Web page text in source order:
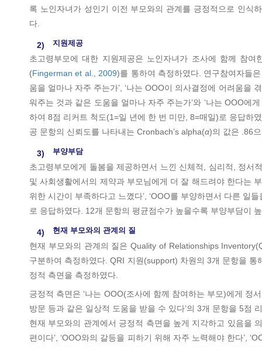
록 노인자녀가 성인기 이전 부모와의 관계를 긍정적으로 인식
다.
2) 지원제공
초고령부모에 대한 지원제공은 노인자녀가 조사에 함께 참
(Fingerman et al., 2009)를 통하여 측정하였다. 연구참여자들
움을 얼마나 자주 주는가’, ‘나는 OOO이 의사결정에 어려움을
워주는 것과 같은 도움을 얼마나 자주 주는가’와 ‘나는 OOO에
하여 8점 리커트 척도(1=일 년에 한 번 미만, 8=매일)로 응답하
공 문항의 신뢰도를 나타내는 Cronbach’s alpha(α)의 값은 .86
3) 부양부담
초고령부모에게 돌봄을 제공하면서 느낀 신체적, 심리적, 정서
및 사회생활에서의 제약과 부모님에게 더 잘 해드려야 한다는
위한 시간이 부족하다고 느꼈다’, ‘OOO를 부양하면서 다른 일
로 응답하였다. 12개 문항의 평균점수가 높을수록 부양부담이
4) 현재 부모와의 관계의 질
현재 부모와의 관계의 질은 Quality of Relationships
구분하여 측정하였다. QRI 지원(support) 차원의 3개 문항을
정적 측면을 측정하였다.
긍정적 측면은 ‘나는 OOO(조사에 함께 참여하는 부모)에게 정
방문 등과 같은 일상적 도움을 받을 수 있다’의 3개 문항을 5점
현재 부모와의 관계에서 긍정적 측면을 높게 지각하고 있음을
편이다’, ‘OOO와의 갈등을 피하기 위해 자주 노력해야 한다’,